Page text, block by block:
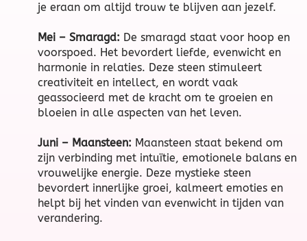
je eraan om altijd trouw te blijven aan jezelf.
Mei – Smaragd: De smaragd staat voor hoop en
voorspoed. Het bevordert liefde, evenwicht en
harmonie in relaties. Deze steen stimuleert
creativiteit en intellect, en wordt vaak
geassocieerd met de kracht om te groeien en
bloeien in alle aspecten van het leven.
Juni – Maansteen: Maansteen staat bekend om
zijn verbinding met intuïtie, emotionele balans en
vrouwelijke energie. Deze mystieke steen
bevordert innerlijke groei, kalmeert emoties en
helpt bij het vinden van evenwicht in tijden van
verandering.